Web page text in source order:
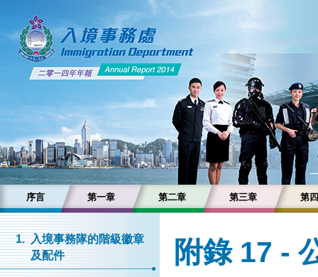
序言 第一章 第二章 第三章 第
1. 入境事務隊的階級徽章
及配件
附錄 17 -